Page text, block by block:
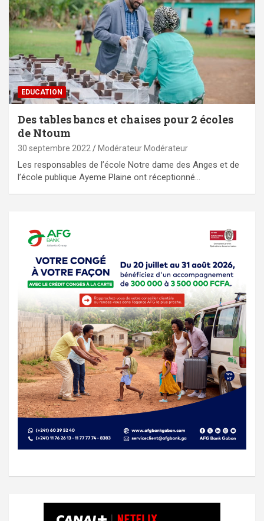
EDUCATION
Des tables bancs et chaises pour 2 écoles
de Ntoum
30 septembre 2022 Modérateur Modérateur
Les responsables de l’école Notre dame des Anges et de
l’école publique Ayeme Plaine ont réceptionné…